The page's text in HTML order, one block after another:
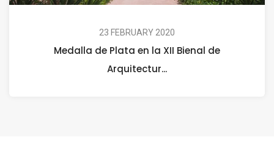
23 FEBRUARY 2020
Medalla de Plata en la XII Bienal de
Arquitectur...